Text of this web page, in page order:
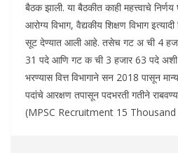
बैठक झाली. या बैठकीत काही महत्त्वाचे
आरोग्य विभाग, वैद्यकीय शिक्षण विभाग इत्यादी
सूट देण्यात आली आहे. तसेच गट अ ची 4
31 पदे आणि गट क ची 3 हजार 63 पदे
भरण्यास वित्त विभागाने सन 2018 पासून
पदांचे आरक्षण तपासून पदभरती गतीने
(MPSC Recruitment 15